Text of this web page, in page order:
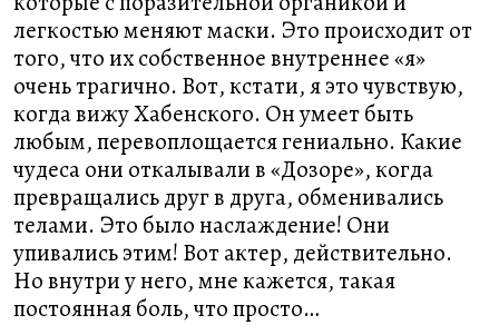
легкостью меняют маски. Это происходит от
того, что их собственное внутреннее «я»
очень трагично. Вот, кстати, я это чувствую,
когда вижу Хабенского. Он умеет быть
любым, перевоплощается гениально. Какие
чудеса они откалывали в «Дозоре», когда
превращались друг в друга, обменивались
телами. Это было наслаждение! Они
упивались этим! Вот актер, действительно.
Но внутри у него, мне кажется, такая
постоянная боль, что просто…